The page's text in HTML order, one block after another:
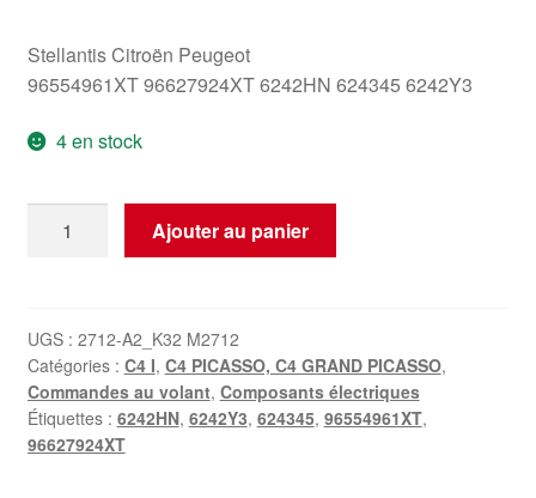
Stellantis Citroën Peugeot
96554961XT 96627924XT 6242HN 624345 6242Y3
4 en stock
volant
Citroën
C4
96554961XT
6242HN
Ajouter au panier
UGS : 2712-A2_K32 M2712
Catégories : C4 I, C4 PICASSO, C4 GRAND PICASSO,
Commandes au volant, Composants électriques
Étiquettes : 6242HN, 6242Y3, 624345, 96554961XT,
96627924XT